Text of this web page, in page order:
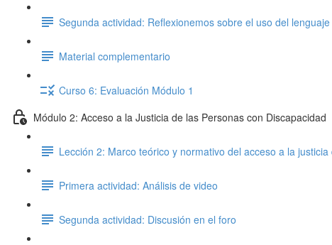
Segunda actividad: Reflexionemos sobre el uso del
Material complementario
Curso 6: Evaluación Módulo 1
Módulo 2: Acceso a la Justicia de las Personas con Discapacidad
Lección 2: Marco teórico y normativo del acceso a la
Primera actividad: Análisis de video
Segunda actividad: Discusión en el foro